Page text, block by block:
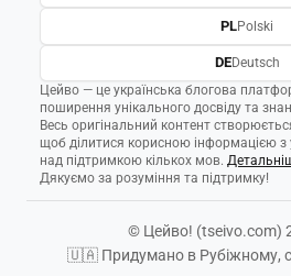
Цейво — це українська блогова
поширення унікального досвіду та
Весь оригінальний контент
щоб ділитися корисною інформацією
над підтримкою кількох мов.
Дякуємо за розуміння та підтримку!
PLPolski
DEDeutsch
© Цейво! (tseivo.com)
🇺🇦 Придумано в Рубіжному,